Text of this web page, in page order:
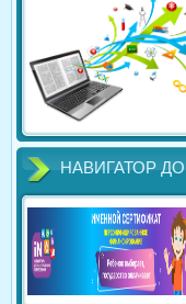
НАВИГАТОР ДО